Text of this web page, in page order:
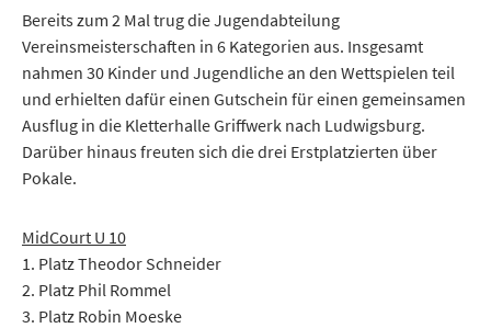
Bereits zum 2 Mal trug die Jugendabteilung
Vereinsmeisterschaften in 6 Kategorien aus. Insgesamt
nahmen 30 Kinder und Jugendliche an den Wettspielen teil
und erhielten dafür einen Gutschein für einen gemeinsamen
Ausflug in die Kletterhalle Griffwerk nach Ludwigsburg.
Darüber hinaus freuten sich die drei Erstplatzierten über
Pokale.
MidCourt U 10
1. Platz Theodor Schneider
2. Platz Phil Rommel
3. Platz Robin Moeske